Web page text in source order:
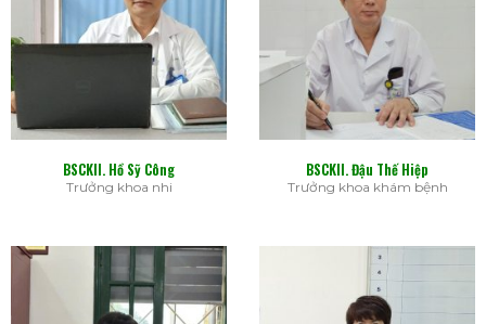
BSCKII. Hồ Sỹ Công
Trưởng khoa nhi
BSCKII. Đậu Thế Hiệp
Trưởng khoa khám bệnh